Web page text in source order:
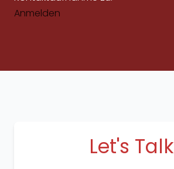
Anmelden
Let's Talk